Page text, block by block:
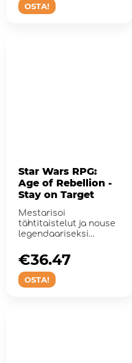
OSTA!
Star Wars RPG:
Age of Rebellion -
Stay on Target
Mestarisoi
tähtitaistelut ja nouse
legendaariseksi
OSTA!
€36.47